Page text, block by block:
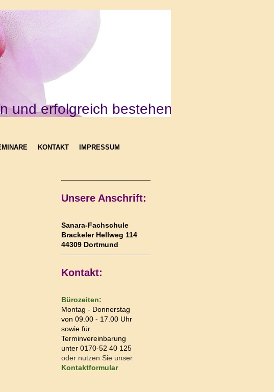
bestehen
KONTAKT IMPRESSUM
Unsere Anschrift:
Sanara-Fachschule
Brackeler Hellweg 114
44309 Dortmund
Kontakt:
Bürozeiten:
Montag - Donnerstag
von 09.00 - 17.00 Uhr
sowie für
Terminvereinbarung
unter 0170-52 40 125
oder nutzen Sie unser
Kontaktformular